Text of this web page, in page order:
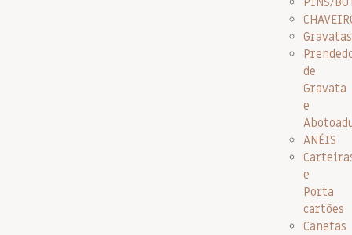
Gravatas
de
Gravata
e
ANÉIS
e
Porta
cartões
Canetas